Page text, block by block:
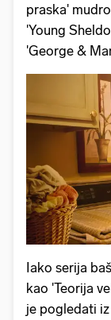
praska'
'Young
'George &
Iako serija
kao 'Teorija
je pogledati